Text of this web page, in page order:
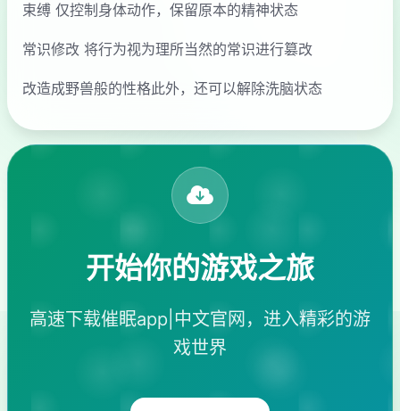
束缚 仅控制身体动作，保留原本的精神状态
常识修改 将行为视为理所当然的常识进行篡改
改造成野兽般的性格此外，还可以解除洗脑状态
开始你的游戏之旅
高速下载催眠app|中文官网，进入精彩的游
戏世界